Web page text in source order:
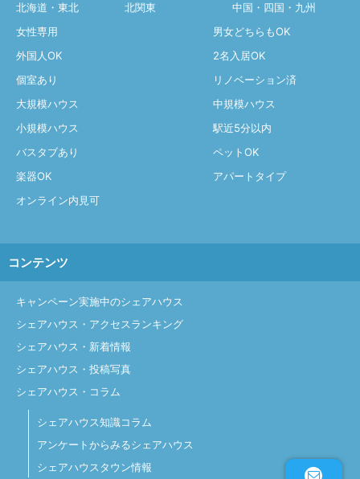
北海道・東北
北関東
中国・四国・九州
女性専用
男女どちらもOK
外国人OK
2名入居OK
個室あり
リノベーション済
大規模ハウス
中規模ハウス
小規模ハウス
駅近5分以内
バスタブあり
ペットOK
楽器OK
アパートタイプ
オンライン内見可
コンテンツ
キャンペーン実施中のシェアハウス
シェアハウス・アクセスランキング
シェアハウス・新着情報
シェアハウス・投稿写真
シェアハウス・コラム
シェアハウス知識コラム
アンケートからみるシェアハウス
シェアハウスタウン情報